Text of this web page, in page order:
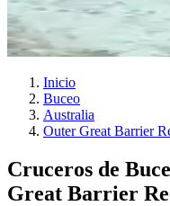
Inicio
Buceo
Australia
Outer Great Barrier
Cruceros de
Great Barrier